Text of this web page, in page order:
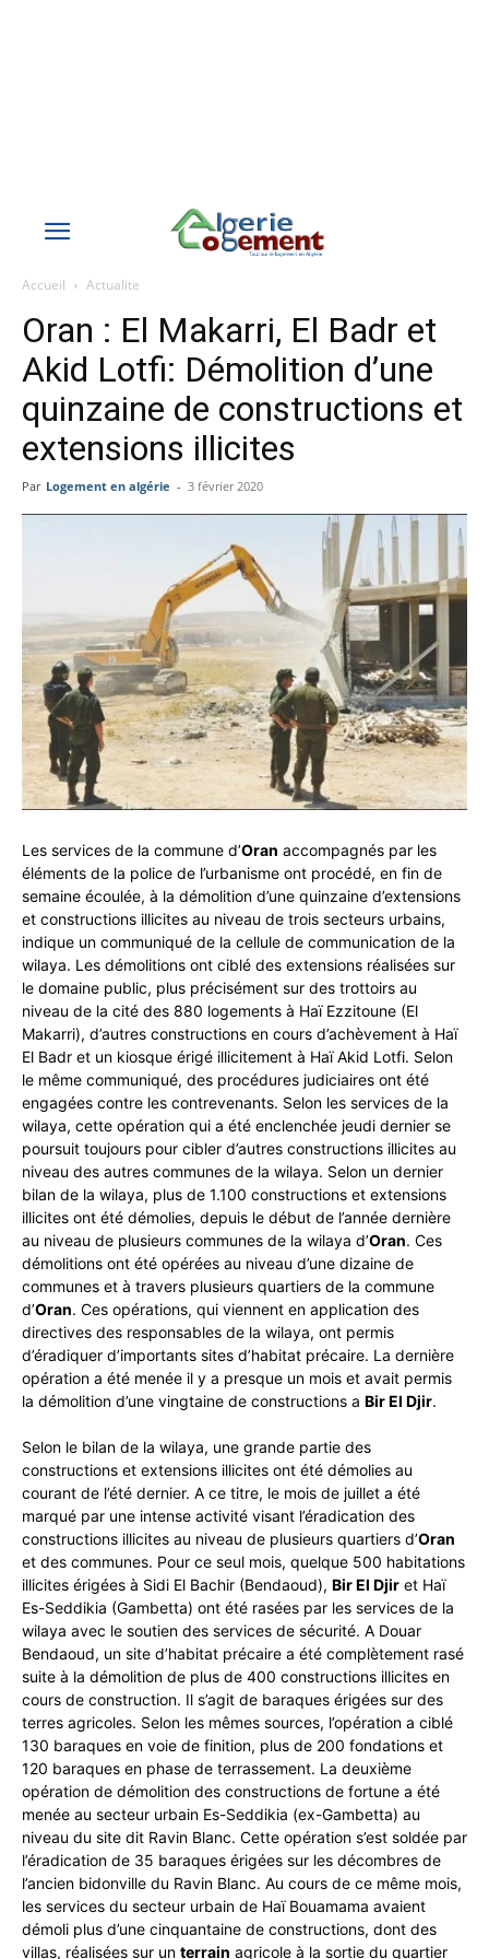
Accueil Actualite
Oran : El Makarri, El Badr et
Akid Lotfi: Démolition d’une
quinzaine de constructions et
extensions illicites
Par Logement en algérie - 3 février 2020
Les services de la commune d’Oran accompagnés par les
éléments de la police de l’urbanisme ont procédé, en fin de
semaine écoulée, à la démolition d’une quinzaine d’extensions
et constructions illicites au niveau de trois secteurs urbains,
indique un communiqué de la cellule de communication de la
wilaya. Les démolitions ont ciblé des extensions réalisées sur
le domaine public, plus précisément sur des trottoirs au
niveau de la cité des 880 logements à Haï Ezzitoune (El
Makarri), d’autres constructions en cours d’achèvement à Haï
El Badr et un kiosque érigé illicitement à Haï Akid Lotfi. Selon
le même communiqué, des procédures judiciaires ont été
engagées contre les contrevenants. Selon les services de la
wilaya, cette opération qui a été enclenchée jeudi dernier se
poursuit toujours pour cibler d’autres constructions illicites au
niveau des autres communes de la wilaya. Selon un dernier
bilan de la wilaya, plus de 1.100 constructions et extensions
illicites ont été démolies, depuis le début de l’année dernière
au niveau de plusieurs communes de la wilaya d’Oran. Ces
démolitions ont été opérées au niveau d’une dizaine de
communes et à travers plusieurs quartiers de la commune
d’Oran. Ces opérations, qui viennent en application des
directives des responsables de la wilaya, ont permis
d’éradiquer d’importants sites d’habitat précaire. La dernière
opération a été menée il y a presque un mois et avait permis
la démolition d’une vingtaine de constructions a Bir El Djir.
Selon le bilan de la wilaya, une grande partie des
constructions et extensions illicites ont été démolies au
courant de l’été dernier. A ce titre, le mois de juillet a été
marqué par une intense activité visant l’éradication des
constructions illicites au niveau de plusieurs quartiers d’Oran
et des communes. Pour ce seul mois, quelque 500 habitations
illicites érigées à Sidi El Bachir (Bendaoud), Bir El Djir et Haï
Es-Seddikia (Gambetta) ont été rasées par les services de la
wilaya avec le soutien des services de sécurité. A Douar
Bendaoud, un site d’habitat précaire a été complètement rasé
suite à la démolition de plus de 400 constructions illicites en
cours de construction. Il s’agit de baraques érigées sur des
terres agricoles. Selon les mêmes sources, l’opération a ciblé
130 baraques en voie de finition, plus de 200 fondations et
120 baraques en phase de terrassement. La deuxième
opération de démolition des constructions de fortune a été
menée au secteur urbain Es-Seddikia (ex-Gambetta) au
niveau du site dit Ravin Blanc. Cette opération s’est soldée par
l’éradication de 35 baraques érigées sur les décombres de
l’ancien bidonville du Ravin Blanc. Au cours de ce même mois,
les services du secteur urbain de Haï Bouamama avaient
démoli plus d’une cinquantaine de constructions, dont des
villas, réalisées sur un terrain agricole à la sortie du quartier